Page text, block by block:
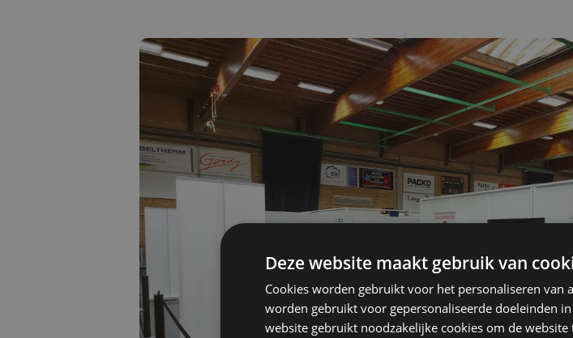
Deze website maakt gebruik van
Cookies worden gebruikt voor het personaliseren van
worden gebruikt voor gepersonaliseerde doeleinden
website gebruikt noodzakelijke cookies om de